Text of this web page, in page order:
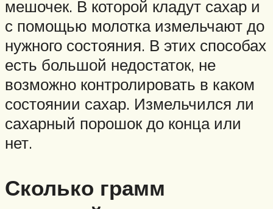
мешочек. В которой кладут сахар и
с помощью молотка измельчают до
нужного состояния. В этих способах
есть большой недостаток, не
возможно контролировать в каком
состоянии сахар. Измельчился ли
сахарный порошок до конца или
нет.
Сколько грамм